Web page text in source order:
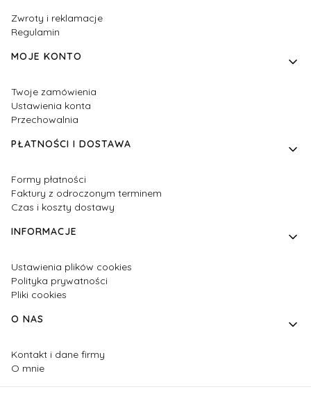
Zwroty i reklamacje
Regulamin
MOJE KONTO
Twoje zamówienia
Ustawienia konta
Przechowalnia
PŁATNOŚCI I DOSTAWA
Formy płatności
Faktury z odroczonym terminem
Czas i koszty dostawy
INFORMACJE
Ustawienia plików cookies
Polityka prywatności
Pliki cookies
O NAS
Kontakt i dane firmy
O mnie